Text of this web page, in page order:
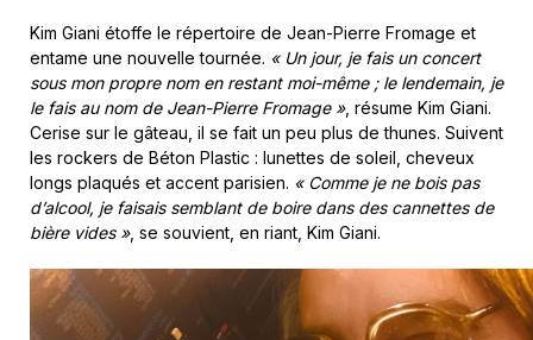
Kim Giani étoffe le répertoire de Jean-Pierre Fromage et
entame une nouvelle tournée. « Un jour, je fais un concert
sous mon propre nom en restant moi-même ; le lendemain, je
le fais au nom de Jean-Pierre Fromage », résume Kim Giani.
Cerise sur le gâteau, il se fait un peu plus de thunes. Suivent
les rockers de Béton Plastic : lunettes de soleil, cheveux
longs plaqués et accent parisien. « Comme je ne bois pas
d’alcool, je faisais semblant de boire dans des cannettes de
bière vides », se souvient, en riant, Kim Giani.